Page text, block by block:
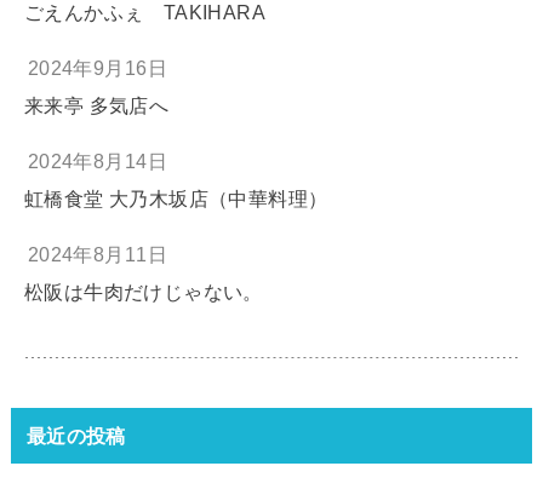
ごえんかふぇ TAKIHARA
2024年9月16日
来来亭 多気店へ
2024年8月14日
虹橋食堂 大乃木坂店（中華料理）
2024年8月11日
松阪は牛肉だけじゃない。
最近の投稿